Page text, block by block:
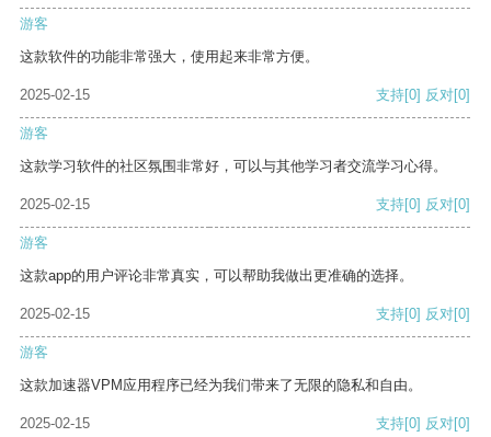
游客
这款软件的功能非常强大，使用起来非常方便。
2025-02-15 支持[0] 反对[0]
游客
这款学习软件的社区氛围非常好，可以与其他学习者交流学习心得。
2025-02-15 支持[0] 反对[0]
游客
这款app的用户评论非常真实，可以帮助我做出更准确的选择。
2025-02-15 支持[0] 反对[0]
游客
这款加速器VPM应用程序已经为我们带来了无限的隐私和自由。
2025-02-15 支持[0] 反对[0]